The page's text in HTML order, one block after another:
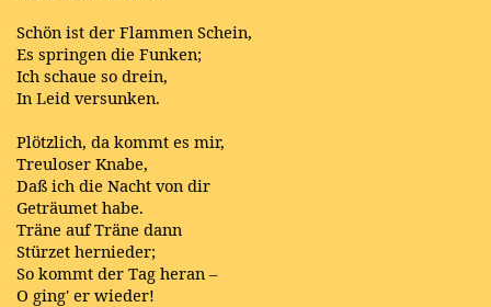
Schön ist der Flammen Schein,
Es springen die Funken;
Ich schaue so drein,
In Leid versunken.
Plötzlich, da kommt es mir,
Treuloser Knabe,
Daß ich die Nacht von dir
Geträumet habe.
Träne auf Träne dann
Stürzet hernieder;
So kommt der Tag heran –
O ging' er wieder!